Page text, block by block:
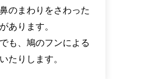
のまわりをさわった
あります。
も、鳩のフンによる
たりします。